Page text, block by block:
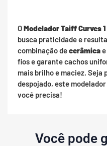
OModelador Taiff Curves 1
busca praticidade e
combinação decerâmicae
fios e garante cachos
mais brilho e maciez. Seja
despojado, este
você precisa!
Você pode